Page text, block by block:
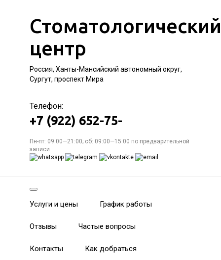
Стоматологический
центр
Россия, Ханты-Мансийский автономный округ,
Сургут, проспект Мира
Телефон:
+7 (922) 652-75-
Пн-пт: 09:00—21:00; сб: 09:00—15:00 по предварительной
записи
Услуги и цены График работы
Отзывы Частые вопросы
Контакты Как добраться